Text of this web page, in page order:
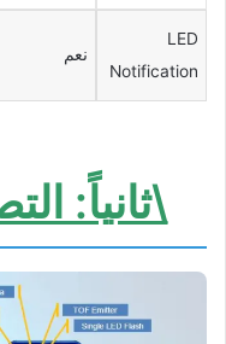
LED
Notification
نعم
\ثانياً: